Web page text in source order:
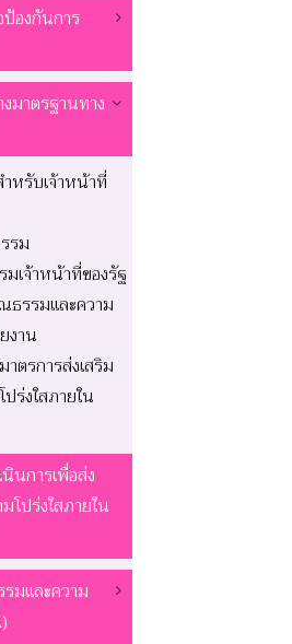
ป้องกันการ
มาตรฐานทาง
หรับเจ้าหน้าที่
รม
เจ้าหน้าที่ของรัฐ
ธรรมและความ
งาน
ตรการส่งเสริม
ร่งใสภายใน
นการเพื่อส่ง
โปร่งใสภายใน
มและความ